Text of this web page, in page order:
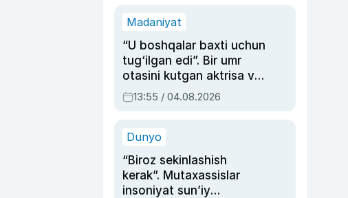
Madaniyat
“U boshqalar baxti uchun
tug‘ilgan edi”. Bir umr
otasini kutgan aktrisa va
dublyaj ustasi Rimma
Ahmedovaning
13:55 / 04.08.2026
Dunyo
“Biroz sekinlashish
kerak”. Mutaxassislar
insoniyat sun’iy